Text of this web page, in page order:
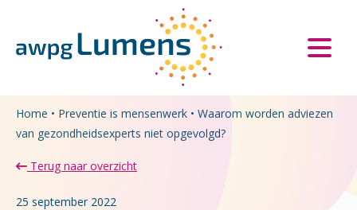
Home • Preventie is mensenwerk • Waarom worden adviezen
van gezondheidsexperts niet opgevolgd?
Terug naar overzicht
25 september 2022